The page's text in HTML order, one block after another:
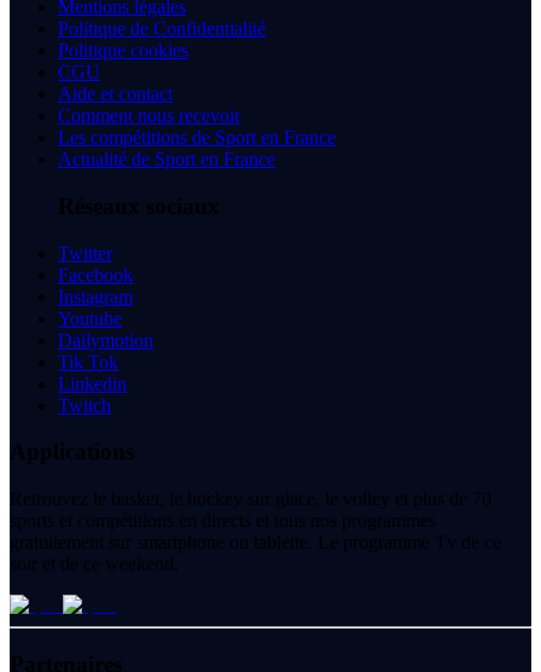
Mentions légales
Politique de Confidentialité
Politique cookies
CGU
Aide et contact
Comment nous recevoir
Les compétitions de Sport en France
Actualité de Sport en France
Réseaux sociaux
Twitter
Facebook
Instagram
Youtube
Dailymotion
Tik Tok
Linkedin
Twitch
Applications
Retrouvez le basket, le hockey sur glace, le volley et plus de 70
sports et compétitions en directs et tous nos programmes
gratuitement sur smartphone ou tablette. Le programme Tv de ce
soir et de ce weekend.
Partenaires